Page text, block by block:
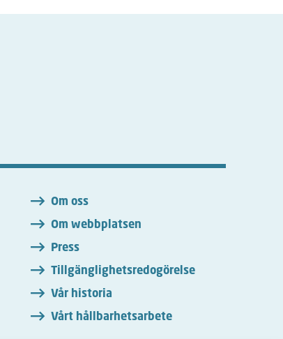
Om oss
Om webbplatsen
Press
Tillgänglighetsredogörelse
Vår historia
Vårt hållbarhetsarbete